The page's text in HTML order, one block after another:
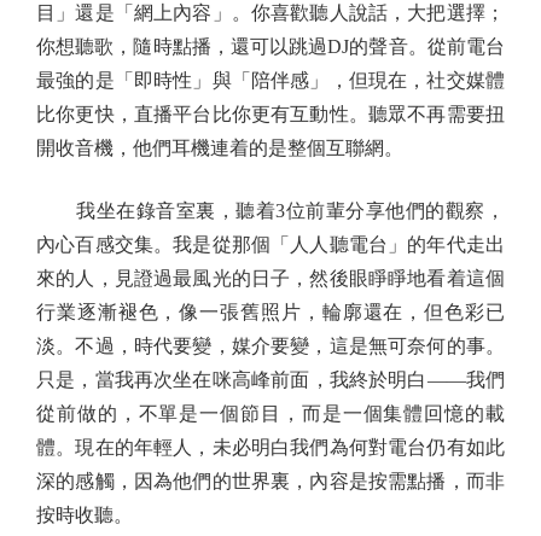
目」還是「網上內容」。你喜歡聽人說話，大把選擇；
你想聽歌，隨時點播，還可以跳過DJ的聲音。從前電台
最強的是「即時性」與「陪伴感」，但現在，社交媒體
比你更快，直播平台比你更有互動性。聽眾不再需要扭
開收音機，他們耳機連着的是整個互聯網。
我坐在錄音室裏，聽着3位前輩分享他們的觀察，
內心百感交集。我是從那個「人人聽電台」的年代走出
來的人，見證過最風光的日子，然後眼睜睜地看着這個
行業逐漸褪色，像一張舊照片，輪廓還在，但色彩已
淡。不過，時代要變，媒介要變，這是無可奈何的事。
只是，當我再次坐在咪高峰前面，我終於明白——我們
從前做的，不單是一個節目，而是一個集體回憶的載
體。現在的年輕人，未必明白我們為何對電台仍有如此
深的感觸，因為他們的世界裏，內容是按需點播，而非
按時收聽。